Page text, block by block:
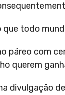
todo
páreo com
querem
divulgação